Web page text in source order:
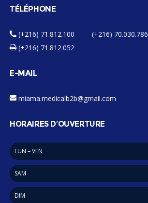
TÉLÉPHONE
(+216) 71.812.100 (+216) 70.030.786
(+216) 71.812.052
E-MAIL
miama.medicalb2b@gmail.com
HORAIRES D’OUVERTURE
LUN – VEN
SAM
DIM